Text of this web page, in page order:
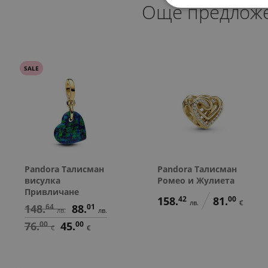
Още
SALE
Pandora Талисман
висулка
Привличане
148.64 лв. 88.01 лв.
76.00 € 45.00 €
Pandora Талисман
Ромео и Жулиета
158.42 лв. 81.00 €